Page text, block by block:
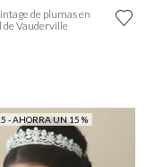
de plumas en
Vauderville
- AHORRA UN 15 %